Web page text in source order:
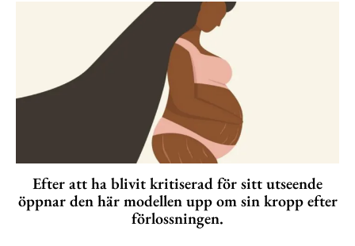
Efter att ha blivit kritiserad för sitt utseende
öppnar den här modellen upp om sin kropp efter
förlossningen.